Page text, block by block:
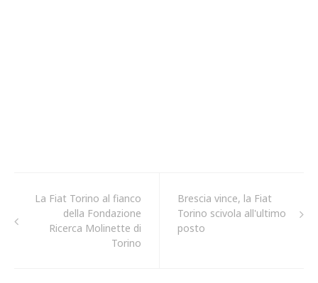
La Fiat Torino al fianco
della Fondazione
Ricerca Molinette di
Torino
Brescia vince, la Fiat
Torino scivola all'ultimo
posto